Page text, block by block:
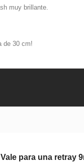
muy brillante.
de 30 cm!
Vale para una retray